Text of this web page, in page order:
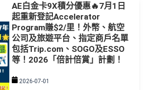
AE白金卡9X積分優惠🔥7月1日
起重新登記Accelerator
Program賺$2/里！外幣、航空
公司及旅遊平台、指定商戶名單
包括Trip.com、SOGO及ESSO
等！2026「倍計倍賞」計劃！
2026-07-01